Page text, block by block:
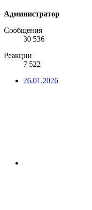
Администратор
Сообщения
30 536
Реакции
7 522
26.01.2026